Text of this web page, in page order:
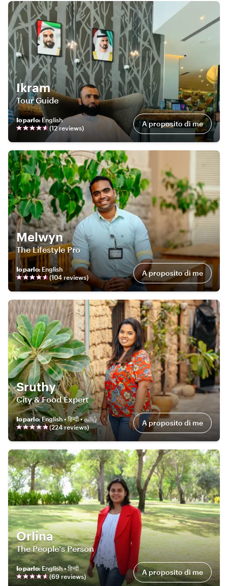
Ikram
Tour Guide
Io parlo: English
(12reviews) A proposito di me
Melwyn
The Lifestyle Pro
Io parlo: English
(104 reviews) A proposito di me
Sruthy
City & Food Expert
Io parlo:English • हिन्दी • தமிழ்
(224reviews) A proposito di me
Orlina
The People's Person
Io parlo:English • हिन्दी
(69reviews) A proposito di me